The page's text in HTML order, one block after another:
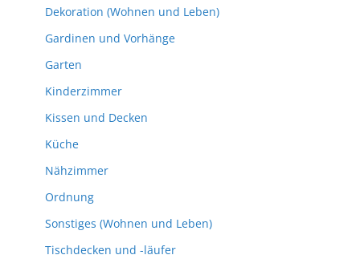
Dekoration (Wohnen und Leben)
Gardinen und Vorhänge
Garten
Kinderzimmer
Kissen und Decken
Küche
Nähzimmer
Ordnung
Sonstiges (Wohnen und Leben)
Tischdecken und -läufer